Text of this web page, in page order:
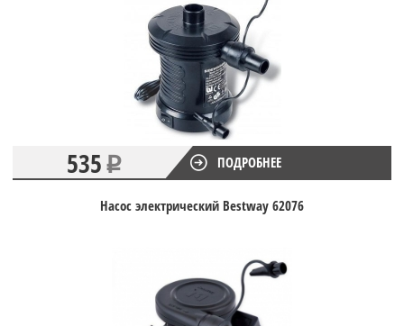
535 ПОДРОБНЕЕ
Насос электрический Bestway 62076